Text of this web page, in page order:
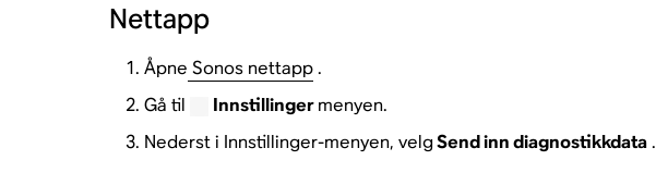
Nettapp
Åpne Sonos nettapp.
Gå til
Innstillingermenyen.
Nederst i Innstillinger-menyen, velgSend inn diagnostikkdata.